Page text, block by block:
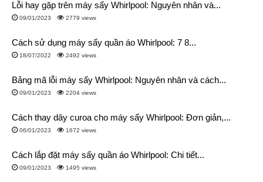
Lỗi hay gặp trên máy sấy Whirlpool: Nguyên nhân và...
09/01/2023 2779 views
Cách sử dụng máy sấy quần áo Whirlpool: 7 8...
18/07/2022 2492 views
Bảng mã lỗi máy sấy Whirlpool: Nguyên nhân và cách...
09/01/2023 2204 views
Cách thay dây curoa cho máy sấy Whirlpool: Đơn giản,...
06/01/2023 1672 views
Cách lắp đặt máy sấy quần áo Whirlpool: Chi tiết...
09/01/2023 1495 views